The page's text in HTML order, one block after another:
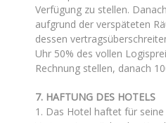
Verfügung zu stellen.
aufgrund der verspäteten
dessen
Uhr 50% des vollen
Rechnung stellen, danach
7. HAFTUNG DES HOTELS
1. Das Hotel haftet für